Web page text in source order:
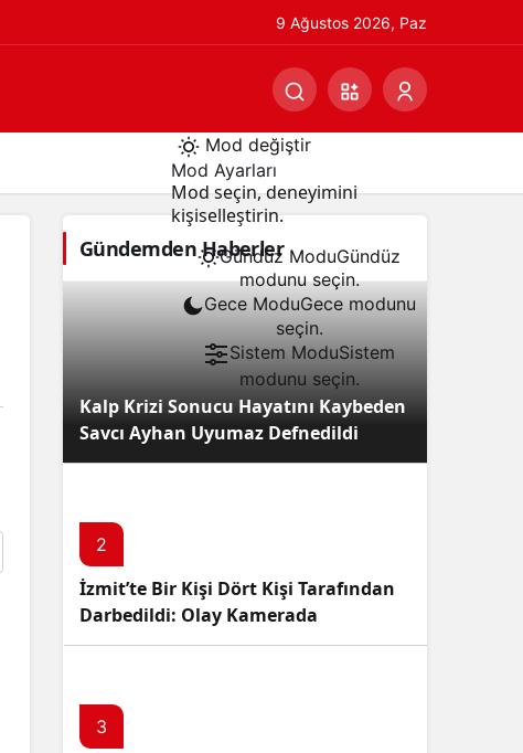
9 Ağustos 2026, Paz
Mod değiştir
Mod Ayarları
Mod seçin, deneyimini
kişiselleştirin.
Gündüz ModuGündüz
modunu seçin.
Gece ModuGece modunu
seçin.
Sistem ModuSistem
modunu seçin.
Gündemden Haberler
Kalp Krizi Sonucu Hayatını Kaybeden
Savcı Ayhan Uyumaz Defnedildi
2
İzmit’te Bir Kişi Dört Kişi Tarafından
Darbedildi: Olay Kamerada
3